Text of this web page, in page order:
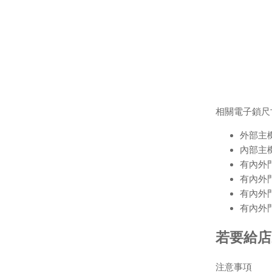
相關電子鎖
外部主
內部主
有內外
有內外
有內外
有內外
若要給
注意事項